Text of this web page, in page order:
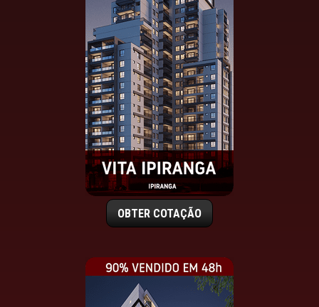
OBTER COTAÇÃO